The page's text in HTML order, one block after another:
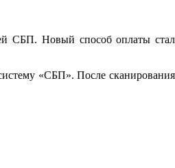
СБП. Новый способ оплаты стал
«СБП». После сканирования